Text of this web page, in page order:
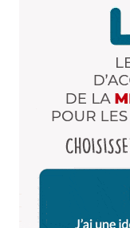
Dis-nous tout*